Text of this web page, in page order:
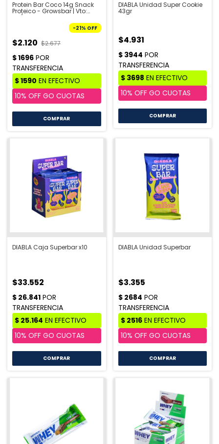
Protein Bar Coco 14g Snack
Proteico - Growsbar | Vto:
09/26
-21% OFF
$2.120 $2.677
COMPRAR
DIABLA Unidad Super Cookie
43gr
$4.931
DIABLA Caja Superbar x10
$33.552
COMPRAR
DIABLA Unidad Superbar
$3.355
COMPRAR